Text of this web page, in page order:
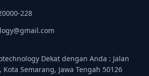
228
Dekat dengan Anda : Jalan
Semarang, Jawa Tengah 50126